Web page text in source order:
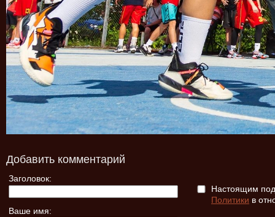
Добавить комментарий
Заголовок:
Ваше имя:
Настоящим
Политики в